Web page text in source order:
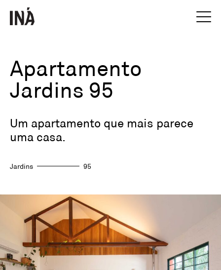
Apartamento
Jardins 95
Um apartamento que mais parece
uma casa.
Jardins 95